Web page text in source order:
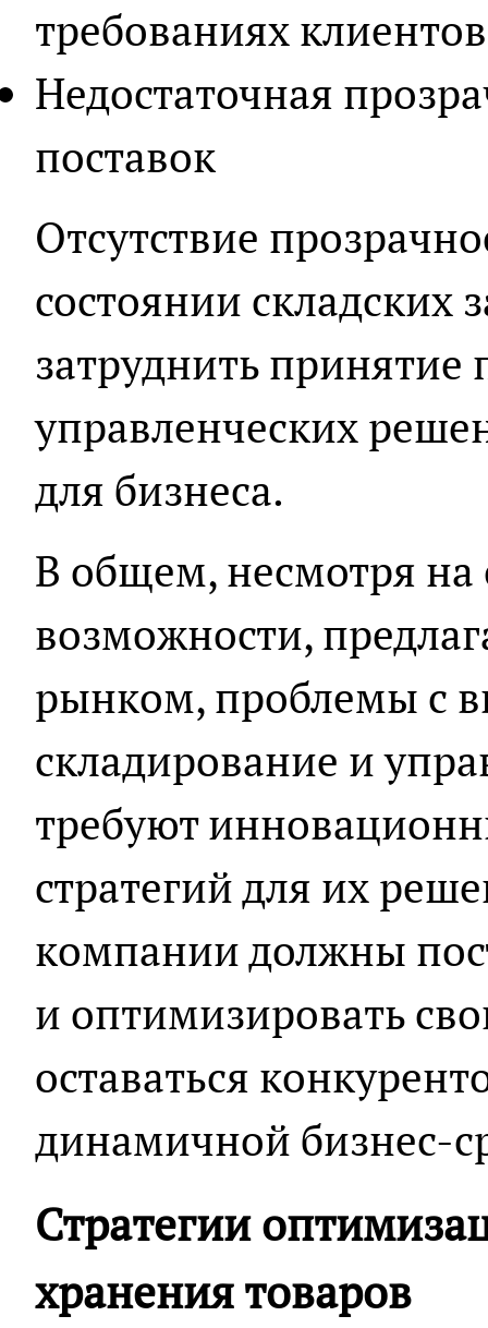
требованиях
Недостаточная
поставок
Отсутствие
состоянии складских
затруднить принятие
управленческих
для бизнеса.
В общем, несмотря
возможности,
рынком, проблемы с
складирование и
требуют
стратегий для их
компании должны
и оптимизировать
оставаться
динамичной бизнес-
Стратегии
хранения товаров